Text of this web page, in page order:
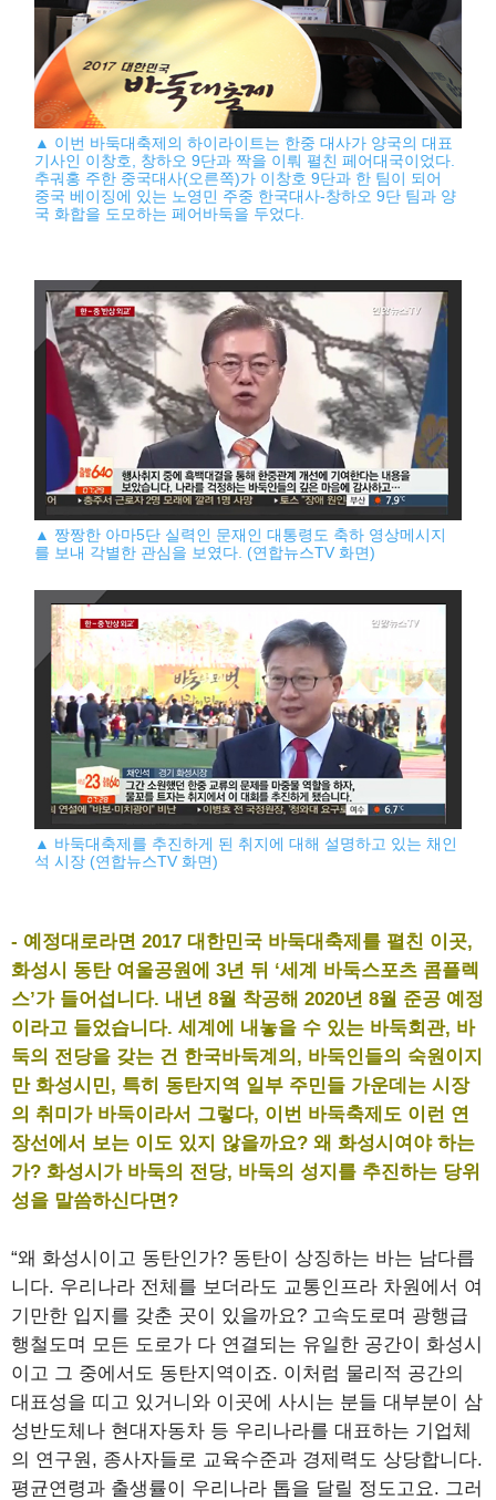
▲ 이번 바둑대축제의 하이라이트는 한중 대사가 양국의 대표
기사인 이창호, 창하오 9단과 짝을 이뤄 펼친 페어대국이었다.
추궈홍 주한 중국대사(오른쪽)가 이창호 9단과 한 팀이 되어
중국 베이징에 있는 노영민 주중 한국대사-창하오 9단 팀과 양
국 화합을 도모하는 페어바둑을 두었다.
▲ 짱짱한 아마5단 실력인 문재인 대통령도 축하 영상메시지
를 보내 각별한 관심을 보였다. (연합뉴스TV 화면)
▲ 바둑대축제를 추진하게 된 취지에 대해 설명하고 있는 채인
석 시장 (연합뉴스TV 화면)
- 예정대로라면 2017 대한민국 바둑대축제를 펼친 이곳,
화성시 동탄 여울공원에 3년 뒤 ‘세계 바둑스포츠 콤플렉
스’가 들어섭니다. 내년 8월 착공해 2020년 8월 준공 예정
이라고 들었습니다. 세계에 내놓을 수 있는 바둑회관, 바
둑의 전당을 갖는 건 한국바둑계의, 바둑인들의 숙원이지
만 화성시민, 특히 동탄지역 일부 주민들 가운데는 시장
의 취미가 바둑이라서 그렇다, 이번 바둑축제도 이런 연
장선에서 보는 이도 있지 않을까요? 왜 화성시여야 하는
가? 화성시가 바둑의 전당, 바둑의 성지를 추진하는 당위
성을 말씀하신다면?
“왜 화성시이고 동탄인가? 동탄이 상징하는 바는 남다릅
니다. 우리나라 전체를 보더라도 교통인프라 차원에서 여
기만한 입지를 갖춘 곳이 있을까요? 고속도로며 광행급
행철도며 모든 도로가 다 연결되는 유일한 공간이 화성시
이고 그 중에서도 동탄지역이죠. 이처럼 물리적 공간의
대표성을 띠고 있거니와 이곳에 사시는 분들 대부분이 삼
성반도체나 현대자동차 등 우리나라를 대표하는 기업체
의 연구원, 종사자들로 교육수준과 경제력도 상당합니다.
평균연령과 출생률이 우리나라 톱을 달릴 정도고요. 그러